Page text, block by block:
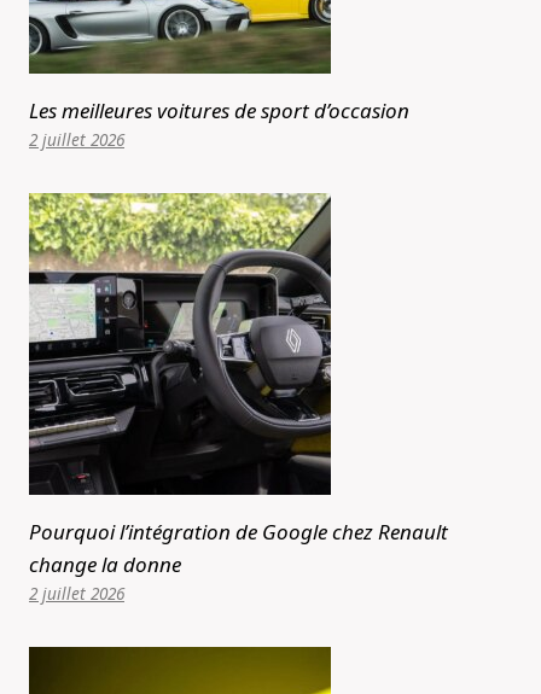
Les meilleures voitures de sport d’occasion
2 juillet 2026
Pourquoi l’intégration de Google chez Renault
change la donne
2 juillet 2026